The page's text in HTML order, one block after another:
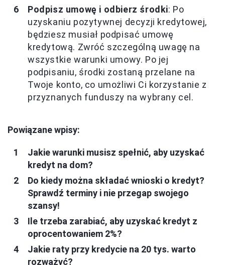
Podpisz umowę i odbierz środki: Po
uzyskaniu pozytywnej decyzji kredytowej,
będziesz musiał podpisać umowę
kredytową. Zwróć szczególną uwagę na
wszystkie warunki umowy. Po jej
podpisaniu, środki zostaną przelane na
Twoje konto, co umożliwi Ci korzystanie z
przyznanych funduszy na wybrany cel.
Powiązane wpisy:
Jakie warunki musisz spełnić, aby uzyskać
kredyt na dom?
Do kiedy można składać wnioski o kredyt?
Sprawdź terminy i nie przegap swojego
szansy!
Ile trzeba zarabiać, aby uzyskać kredyt z
oprocentowaniem 2%?
Jakie raty przy kredycie na 20 tys. warto
rozważyć?